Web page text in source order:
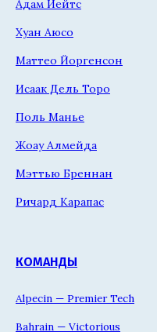
Адам Йейтс
Хуан Аюсо
Маттео Йоргенсон
Исаак Дель Торо
Поль Манье
Жоау Алмейда
Мэттью Бреннан
Ричард Карапас
КОМАНДЫ
Alpecin — Premier Tech
Bahrain — Victorious